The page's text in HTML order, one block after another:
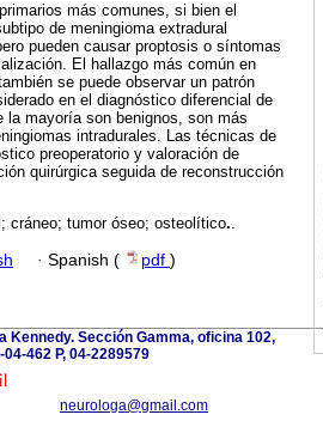
más comunes, si bien el
de meningioma extradural
pueden causar proptosis o síntomas
El hallazgo más común en
se puede observar un patrón
en el diagnóstico diferencial de
la mayoría son benignos, son más
intradurales. Las técnicas de
preoperatorio y valoración de
quirúrgica seguida de reconstrucción
cráneo; tumor óseo; osteolítico..
· Spanish ( pdf )
Kennedy. Sección Gamma, oficina 102,
462 P, 04-2289579
neurologa@gmail.com